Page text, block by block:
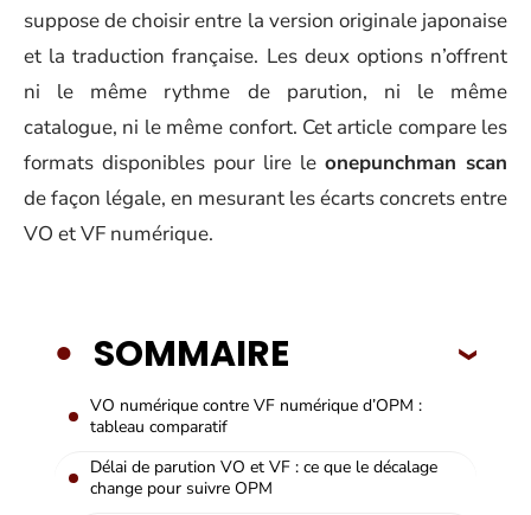
suppose de choisir entre la version originale japonaise
et la traduction française. Les deux options n’offrent
ni le même rythme de parution, ni le même
catalogue, ni le même confort. Cet article compare les
formats disponibles pour lire le onepunchman scan
de façon légale, en mesurant les écarts concrets entre
VO et VF numérique.
SOMMAIRE
VO numérique contre VF numérique d’OPM :
tableau comparatif
Délai de parution VO et VF : ce que le décalage
change pour suivre OPM